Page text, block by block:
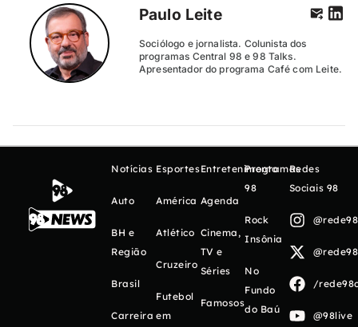
Paulo Leite
Sociólogo e jornalista. Colunista dos
programas Central 98 e 98 Talks.
Apresentador do programa Café com Leite.
Notícias
Auto
BH e
Região
Brasil
Carreira
Esportes
América
Atlético
Cruzeiro
Futebol
em
Entretenimento
Agenda
Cinema,
TV e
Séries
Famosos
Programas
98
Rock
Insônia
No
Fundo
do Baú
Redes
Sociais 98
/
@98live